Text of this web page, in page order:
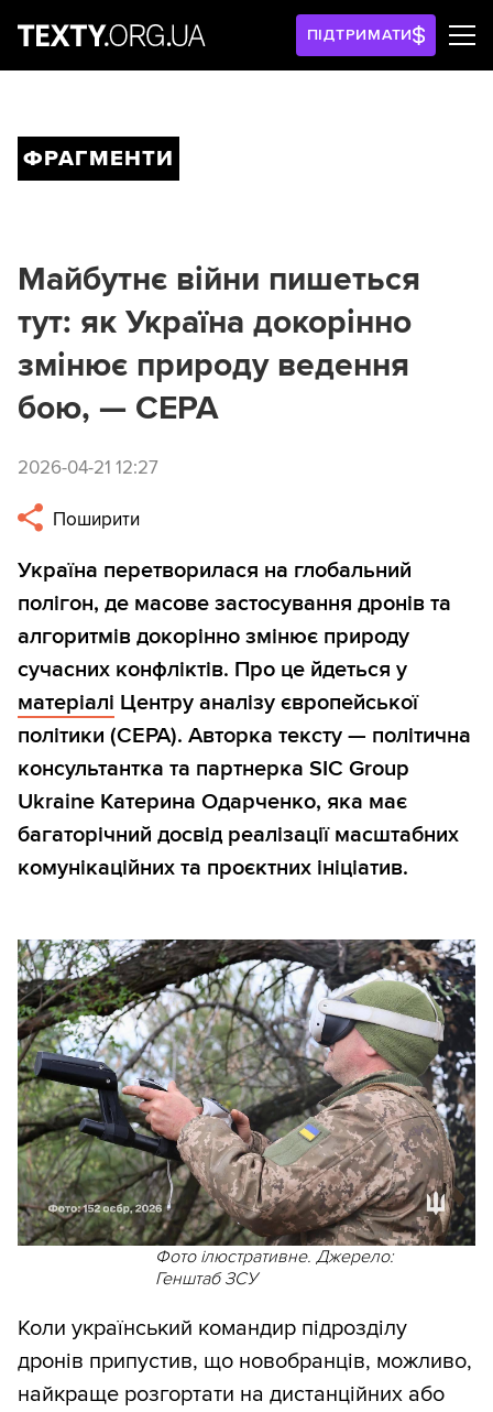
ПІДТРИМАТИ
ФРАГМЕНТИ
Майбутнє війни пишеться
тут: як Україна докорінно
змінює природу ведення
бою, — CEPA
2026-04-21 12:27
Поширити
Україна перетворилася на глобальний
полігон, де масове застосування дронів та
алгоритмів докорінно змінює природу
сучасних конфліктів. Про це йдеться у
матеріалі Центру аналізу європейської
політики (CEPA). Авторка тексту — політична
консультантка та партнерка SIC Group
Ukraine Катерина Одарченко, яка має
багаторічний досвід реалізації масштабних
комунікаційних та проєктних ініціатив.
Фото ілюстративне. Джерело:
Генштаб ЗСУ
Коли український командир підрозділу
дронів припустив, що новобранців, можливо,
найкраще розгортати на дистанційних або